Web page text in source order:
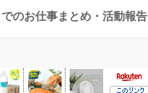
のお仕事まとめ・活動報告